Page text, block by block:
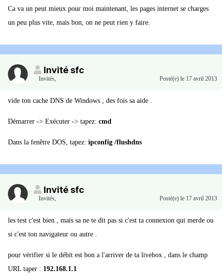
Ca va un peut mieux pour moi maintenant, les pages internet se charges
un peu plus vite, mais bon, on ne peut rien y faire.
Invité sfc
Invités, Posté(e) le 17 avril 2013
vide ton cache DNS de Windows , des fois sa aide .
Démarrer -> Exécuter -> tapez: cmd
Dans la fenêtre DOS, tapez: ipconfig /flushdns
Invité sfc
Invités, Posté(e) le 17 avril 2013
les test c'est bien , mais sa ne te dit pas si c'est ta connexion qui merde ou
si c'est ton navigateur ou autre .
pour vérifier si le débit est bon a l'arriver de ta livebox , dans le champ
URL taper : 192.168.1.1